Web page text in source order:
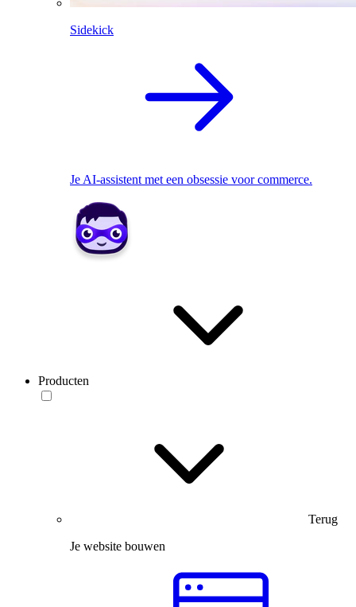
Sidekick
Je AI-assistent met een obsessie voor commerce.
Producten
Terug
Je website bouwen